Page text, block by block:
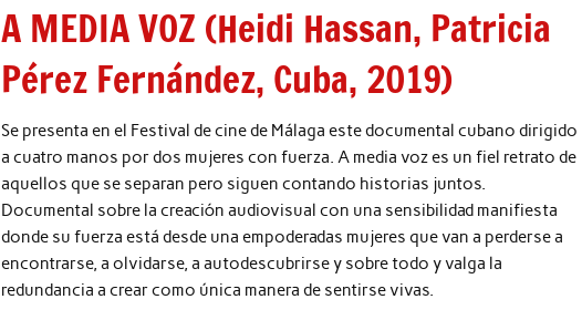
A MEDIA VOZ (Heidi Hassan, Patricia
Pérez Fernández, Cuba, 2019)
Se presenta en el Festival de cine de Málaga este documental cubano dirigido
a cuatro manos por dos mujeres con fuerza. A media voz es un fiel retrato de
aquellos que se separan pero siguen contando historias juntos.
Documental sobre la creación audiovisual con una sensibilidad manifiesta
donde su fuerza está desde una empoderadas mujeres que van a perderse a
encontrarse, a olvidarse, a autodescubrirse y sobre todo y valga la
redundancia a crear como única manera de sentirse vivas.